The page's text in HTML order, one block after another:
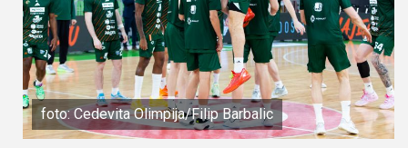
foto: Cedevita Olimpija/Filip Barbalic